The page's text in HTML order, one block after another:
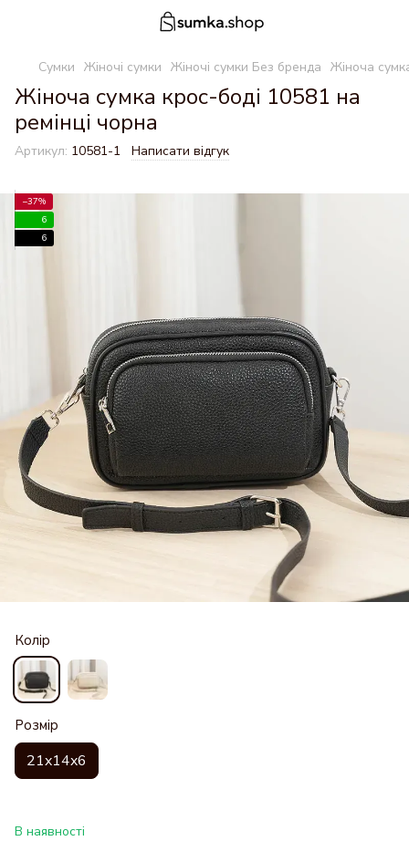
Сумки Жіночі сумки Жіночі сумки Без бренда Жіноча
Жіноча сумка крос-боді 10581 на
ремінці чорна
Артикул: 10581-1 Написати відгук
−37%
6
6
Колір
Розмір
21x14x6
В наявності